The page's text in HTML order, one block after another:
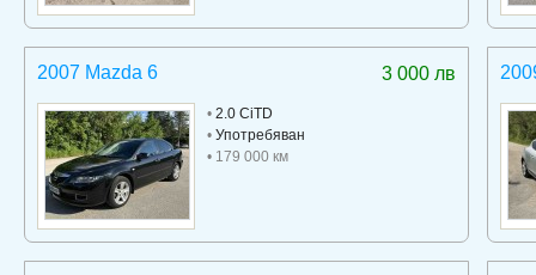
3 000 лв
2007 Mazda 6
• 2.0 CiTD
• Употребяван
• 179 000 км